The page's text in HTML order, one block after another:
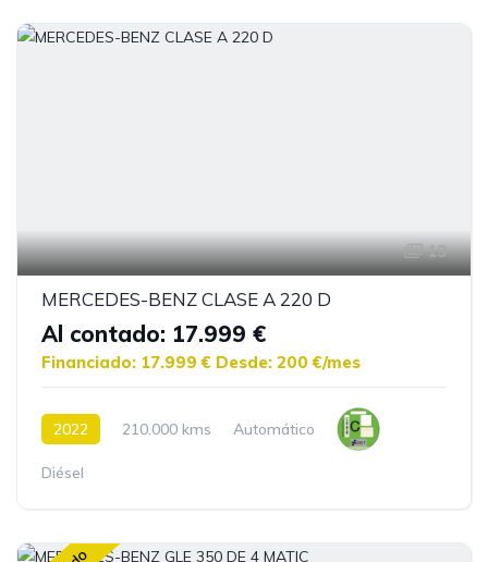
13
MERCEDES-BENZ CLASE A 220 D
Al contado: 17.999 €
Financiado: 17.999 € Desde: 200 €/mes
2022 210.000 kms Automático
Diésel